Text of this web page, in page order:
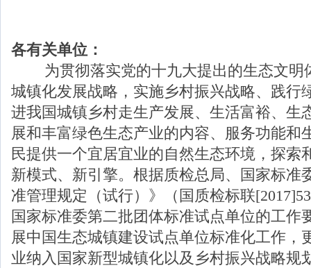
各有关单位：
为贯彻落实党的十九大提出的生态文明
城镇化发展战略，实施乡村振兴战略、践行
进我国城镇乡村走生产发展、生活富裕、生
展和丰富绿色生态产业的内容、服务功能和
民提供一个宜居宜业的自然生态环境，探索
新模式、新引擎。根据质检总局、国家标准
准管理规定（试行）》（国质检标联
国家标准委第二批团体标准试点单位的工作
展中国生态城镇建设试点单位标准化工作，
业纳入国家新型城镇化以及乡村振兴战略规